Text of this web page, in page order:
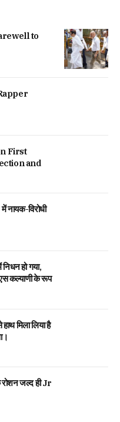
to
First
and
विरोधी
हो गया,
कल्याणी के रूप
मिला लिया है
रोशन जल्द ही Jr